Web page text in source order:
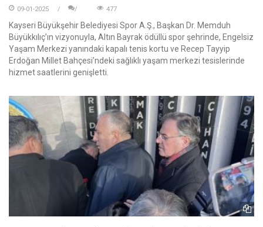
09-01-2025 477
Kayseri Büyükşehir Belediyesi Spor A.Ş., Başkan Dr. Memduh
Büyükkılıç’ın vizyonuyla, Altın Bayrak ödüllü spor şehrinde, Engelsiz
Yaşam Merkezi yanındaki kapalı tenis kortu ve Recep Tayyip
Erdoğan Millet Bahçesi’ndeki sağlıklı yaşam merkezi tesislerinde
hizmet saatlerini genişletti.